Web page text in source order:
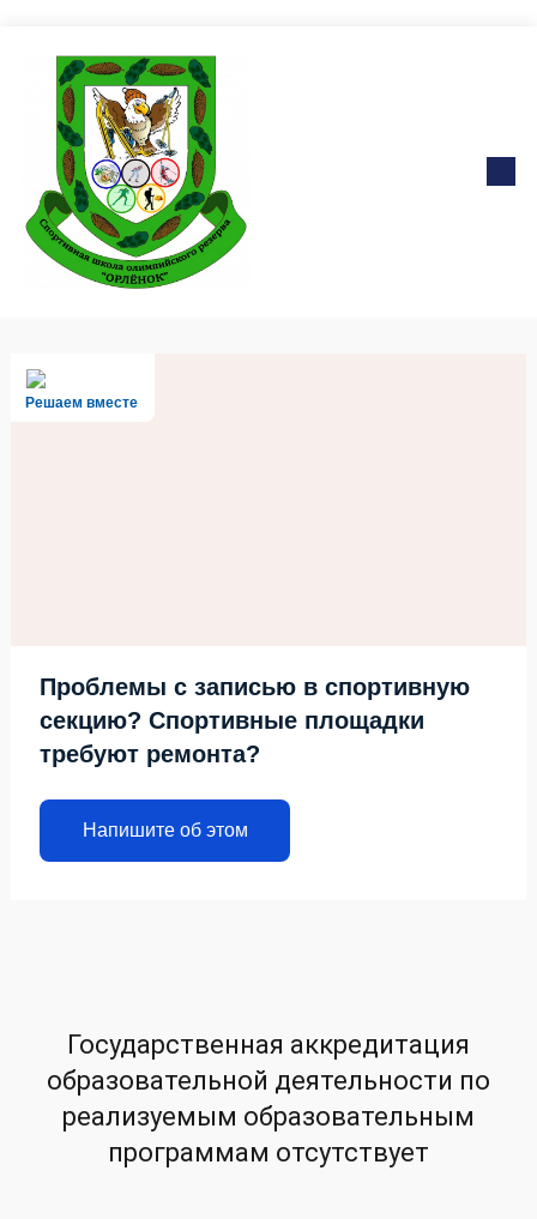
Решаем вместе
Проблемы с записью в спортивную
секцию? Спортивные площадки
требуют ремонта?
Напишите об этом
Государственная аккредитация
образовательной деятельности по
реализуемым образовательным
программам отсутствует